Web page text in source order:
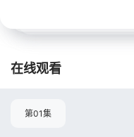
在线观看
第01集